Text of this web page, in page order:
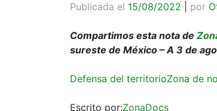
Publicada el 15/08/2022 por
Compartimos esta nota de
sureste de México – A 3 de
Defensa del territorioZona de
Escrito por:ZonaDocs